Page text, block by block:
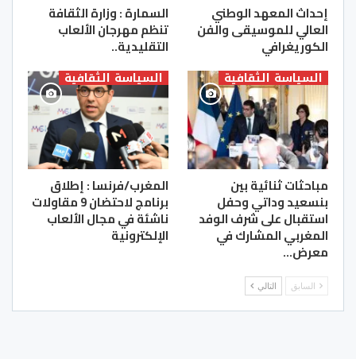
إحداث المعهد الوطني
العالي للموسيقى والفن
الكوريغرافي
السمارة : وزارة الثقافة
تنظم مهرجان الألعاب
التقليدية..
السياسة الثقافية
مباحثات ثنائية بين
بنسعيد وداتي وحفل
استقبال على شرف الوفد
المغربي المشارك في
معرض…
السياسة الثقافية
المغرب/فرنسا : إطلاق
برنامج لاحتضان 9 مقاولات
ناشئة في مجال الألعاب
الإلكترونية
السابق التالي